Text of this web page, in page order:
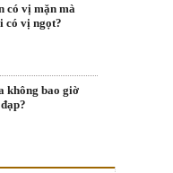
có vị mặn mà
có vị ngọt?
không bao giờ